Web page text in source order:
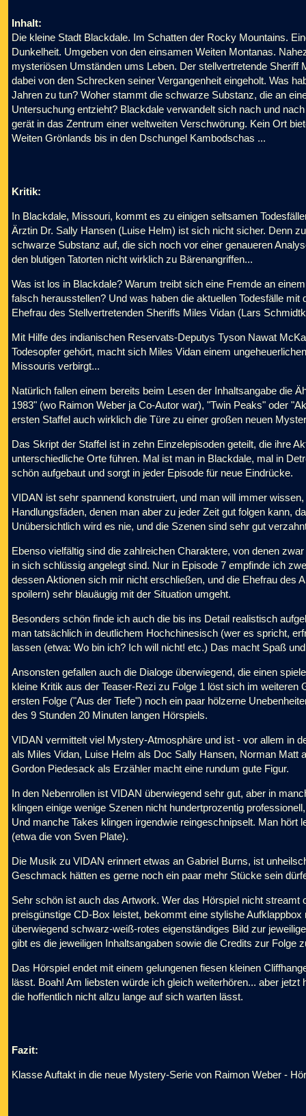
Inhalt:
Die kleine Stadt Blackdale. Im Schatten der Rocky Mountains.
Dunkelheit. Umgeben von den einsamen Weiten Montanas.
mysteriösen Umständen ums Leben. Der stellvertretende Sheriff
dabei von den Schrecken seiner Vergangenheit eingeholt. Was
Jahren zu tun? Woher stammt die schwarze Substanz, die an
Untersuchung entzieht? Blackdale verwandelt sich nach und
gerät in das Zentrum einer weltweiten Verschwörung. Kein Ort
Weiten Grönlands bis in den Dschungel Kambodschas ...
Kritik:
In Blackdale, Missouri, kommt es zu einigen seltsamen
Ärztin Dr. Sally Hansen (Luise Helm) ist sich nicht sicher. Denn
schwarze Substanz auf, die sich noch vor einer genaueren
den blutigen Tatorten nicht wirklich zu Bärenangriffen...
Was ist los in Blackdale? Warum treibt sich eine Fremde an
falsch herausstellen? Und was haben die aktuellen Todesfälle
Ehefrau des Stellvertretenden Sheriffs Miles Vidan (Lars
Mit Hilfe des indianischen Reservats-Deputys Tyson Nawat
Todesopfer gehört, macht sich Miles Vidan einem
Missouris verbirgt...
Natürlich fallen einem bereits beim Lesen der Inhaltsangabe die
1983" (wo Raimon Weber ja Co-Autor war), "Twin Peaks" oder
ersten Staffel auch wirklich die Türe zu einer großen neuen
Das Skript der Staffel ist in zehn Einzelepisoden geteilt, die ihre
unterschiedliche Orte führen. Mal ist man in Blackdale, mal in
schön aufgebaut und sorgt in jeder Episode für neue Eindrücke.
VIDAN ist sehr spannend konstruiert, und man will immer
Handlungsfäden, denen man aber zu jeder Zeit gut folgen kann,
Unübersichtlich wird es nie, und die Szenen sind sehr gut
Ebenso vielfältig sind die zahlreichen Charaktere, von denen
in sich schlüssig angelegt sind. Nur in Episode 7 empfinde ich
dessen Aktionen sich mir nicht erschließen, und die Ehefrau des
spoilern) sehr blauäugig mit der Situation umgeht.
Besonders schön finde ich auch die bis ins Detail realistisch
man tatsächlich in deutlichem Hochchinesisch (wer es spricht,
lassen (etwa: Wo bin ich? Ich will nicht! etc.) Das macht Spaß
Ansonsten gefallen auch die Dialoge überwiegend, die einen
kleine Kritik aus der Teaser-Rezi zu Folge 1 löst sich im
ersten Folge ("Aus der Tiefe") noch ein paar hölzerne
des 9 Stunden 20 Minuten langen Hörspiels.
VIDAN vermittelt viel Mystery-Atmosphäre und ist - vor allem in
als Miles Vidan, Luise Helm als Doc Sally Hansen, Norman Matt
Gordon Piedesack als Erzähler macht eine rundum gute Figur.
In den Nebenrollen ist VIDAN überwiegend sehr gut, aber in
klingen einige wenige Szenen nicht hundertprozentig
Und manche Takes klingen irgendwie reingeschnipselt. Man hört
(etwa die von Sven Plate).
Die Musik zu VIDAN erinnert etwas an Gabriel Burns, ist
Geschmack hätten es gerne noch ein paar mehr Stücke sein
Sehr schön ist auch das Artwork. Wer das Hörspiel nicht
preisgünstige CD-Box leistet, bekommt eine stylishe
überwiegend schwarz-weiß-rotes eigenständiges Bild zur
gibt es die jeweiligen Inhaltsangaben sowie die Credits zur Folge
Das Hörspiel endet mit einem gelungenen fiesen kleinen
lässt. Boah! Am liebsten würde ich gleich weiterhören... aber
die hoffentlich nicht allzu lange auf sich warten lässt.
Fazit:
Klasse Auftakt in die neue Mystery-Serie von Raimon Weber -